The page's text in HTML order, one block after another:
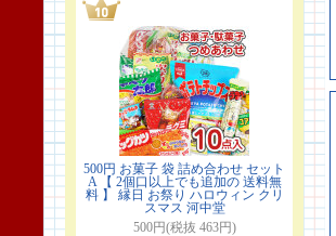
500円 お菓子 袋 詰め合わせ セット
A 【 2個口以上でも追加の 送料無
料 】 縁日 お祭り ハロウィン クリ
スマス 河中堂
500円(税抜 463円)